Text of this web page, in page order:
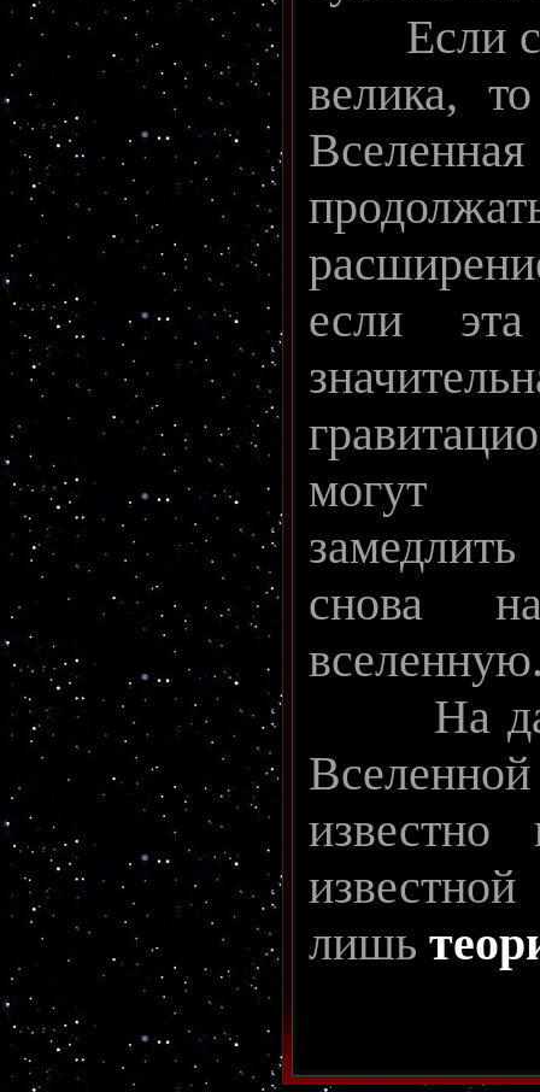
Если
велика,
если
могут
снова
На
известно
лишь